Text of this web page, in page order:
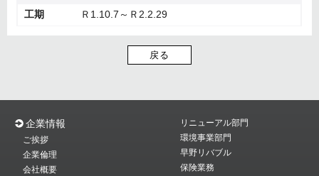
工期
Ｒ1.10.7～Ｒ2.2.29
戻る
企業情報
ご挨拶
企業倫理
会社概要
リニューアル部門
環境事業部門
早野リバブル
保険業務